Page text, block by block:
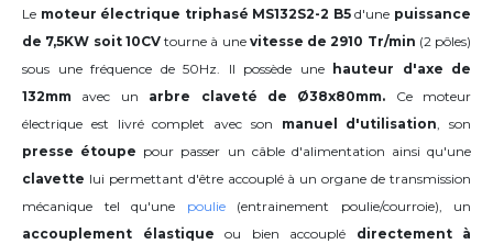
Le moteur électrique triphasé MS132S2-2 B5d'une puissance
de 7,5KW soit 10CVtourne à une vitesse de 2910 Tr/min (2 pôles)
sous une fréquence de 50Hz. Il possède une
hauteur d'axe de
132mm avec un arbre claveté de Ø38x80mm. Ce moteur
électrique est livré complet avec son manuel d'utilisation, son
presse étoupe pour passer un câble d'alimentation ainsi qu'une
clavette lui permettant d'être accouplé à un organe de transmission
mécanique tel qu'une poulie(entrainement poulie/courroie), un
accouplement élastique ou bien accouplé directement à